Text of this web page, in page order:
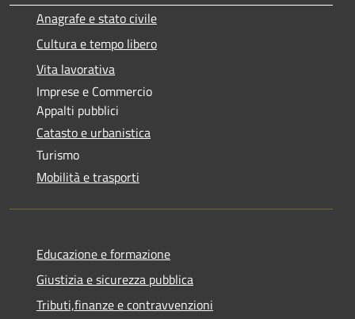
Anagrafe e stato civile
Cultura e tempo libero
Vita lavorativa
Imprese e Commercio
Appalti pubblici
Catasto e urbanistica
Turismo
Mobilità e trasporti
Educazione e formazione
Giustizia e sicurezza pubblica
Tributi,finanze e contravvenzioni